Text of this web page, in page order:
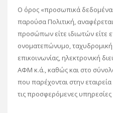
Ο όρος «προσωπικά
παρούσα Πολιτική,
προσώπων είτε ιδιωτών είτε
ονοματεπώνυμο,
επικοινωνίας, ηλεκτρονική
ΑΦΜ κ.ά., καθώς και στο
που παρέχονται στην
τις προσφερόμενες υπηρεσίες